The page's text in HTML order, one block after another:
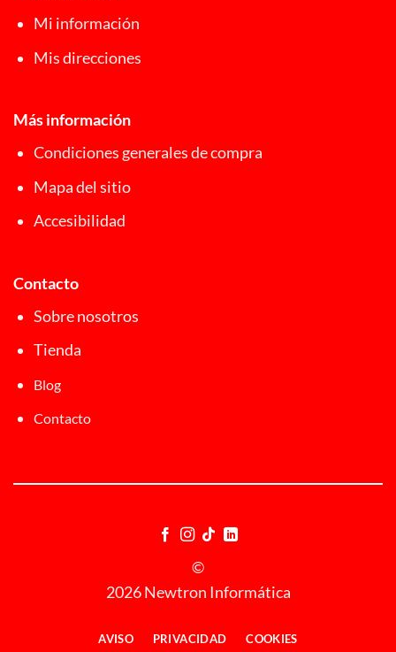
Mi información
Mis direcciones
Más información
Condiciones generales de compra
Mapa del sitio
Accesibilidad
Contacto
Sobre nosotros
Tienda
Blog
Contacto
©
2026 Newtron Informática
AVISO PRIVACIDAD COOKIES